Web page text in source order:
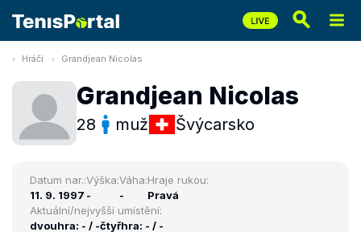
Hráči Grandjean Nicolas
Grandjean Nicolas
28 muž Švýcarsko
Datum nar.:
11. 9. 1997
Výška:
-
Váha:
-
Hraje rukou:
Pravá
Aktuální/nejvyšší umístění:
dvouhra: - / -čtyřhra: - / -